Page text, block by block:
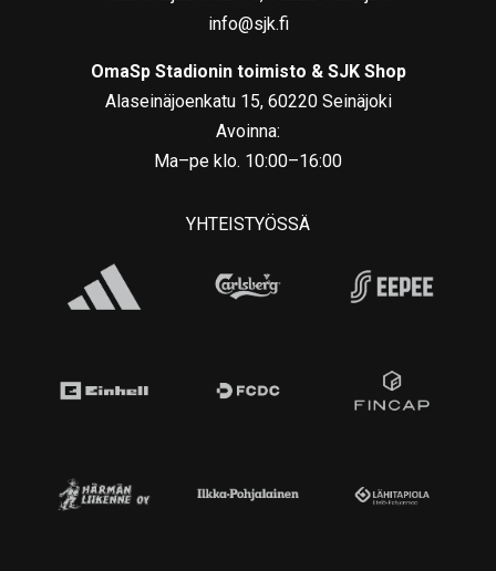
info@sjk.fi
OmaSp Stadionin toimisto & SJK Shop
Alaseinäjoenkatu 15, 60220 Seinäjoki
Avoinna:
Ma–pe klo. 10:00–16:00
YHTEISTYÖSSÄ